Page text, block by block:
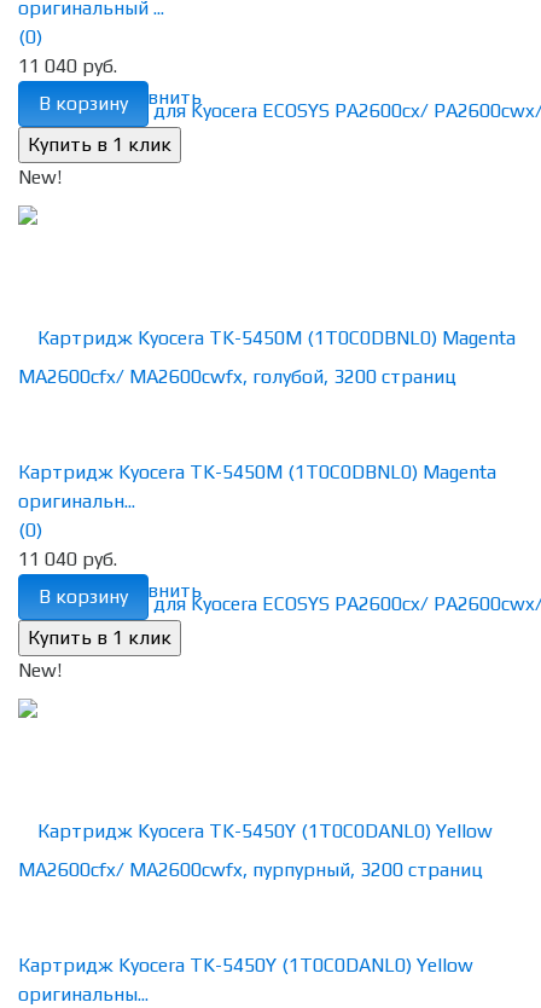
избранное сравнить
оригинальный ...
(0)
11 040 руб.
В корзину
New!
избранное сравнить
Картридж Kyocera TK-5450M (1T0C0DBNL0) Magenta
оригинальн...
(0)
11 040 руб.
В корзину
New!
Картридж Kyocera TK-5450Y (1T0C0DANL0) Yellow
оригинальны...